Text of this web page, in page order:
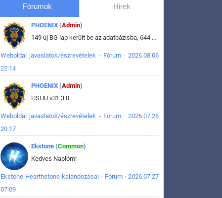
Fórumok Hirek
PHOENIX (Admin)
149 új BG lap került be az adatbázisba, 644 db meglévő BG lap módosult, bekerültek az új képek a megváltozott lapokhoz is.
Weboldal javaslatok/észrevételek - Fórum · 2026.08.06
22:14
PHOENIX (Admin)
HSHU v31.3.0
Weboldal javaslatok/észrevételek - Fórum · 2026.07.28
20:17
Ekstone (Common)
Kedves Naplóm!
Ekstone Hearthstone kalandozásai - Fórum · 2026.07.27
07:09